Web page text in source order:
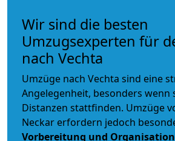
Wir sind die besten
Umzugsexperten für
nach Vechta
Umzüge nach Vechta sind eine
Angelegenheit, besonders wenn
Distanzen stattfinden. Umzüge
Neckar erfordern jedoch
Vorbereitung und Organisation